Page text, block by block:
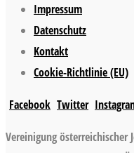
Impressum
Datenschutz
Kontakt
Cookie-Richtlinie (EU)
Facebook Twitter
Vereinigung